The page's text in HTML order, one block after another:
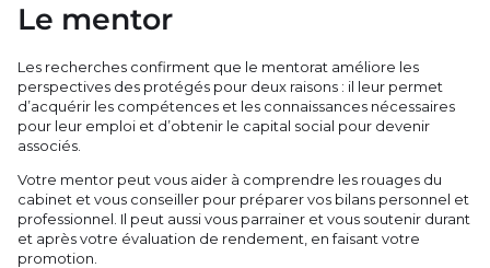
Le mentor
Les recherches confirment que le mentorat améliore les
perspectives des protégés pour deux raisons : il leur permet
d’acquérir les compétences et les connaissances nécessaires
pour leur emploi et d’obtenir le capital social pour devenir
associés.
Votre mentor peut vous aider à comprendre les rouages du
cabinet et vous conseiller pour préparer vos bilans personnel et
professionnel. Il peut aussi vous parrainer et vous soutenir durant
et après votre évaluation de rendement, en faisant votre
promotion.